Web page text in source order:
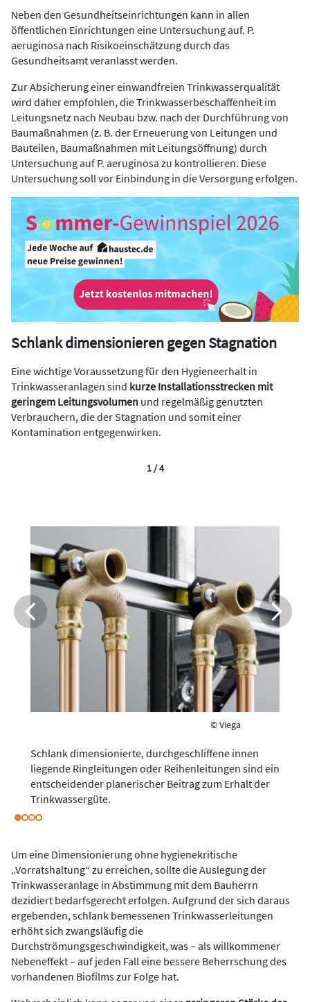
Neben den Gesundheitseinrichtungen kann in allen
öffentlichen Einrichtungen eine Untersuchung auf. P.
aeruginosa nach Risikoeinschätzung durch das
Gesundheitsamt veranlasst werden.
Zur Absicherung einer einwandfreien Trinkwasserqualität
wird daher empfohlen, die Trinkwasserbeschaffenheit im
Leitungsnetz nach Neubau bzw. nach der Durchführung von
Baumaßnahmen (z. B. der Erneuerung von Leitungen und
Bauteilen, Baumaßnahmen mit Leitungsöffnung) durch
Untersuchung auf P. aeruginosa zu kontrollieren. Diese
Untersuchung soll vor Einbindung in die Versorgung erfolgen.
Schlank dimensionieren gegen Stagnation
Eine wichtige Voraussetzung für den Hygieneerhalt in
Trinkwasseranlagen sind kurze Installationsstrecken mit
geringem Leitungsvolumen und regelmäßig genutzten
Verbrauchern, die der Stagnation und somit einer
Kontamination entgegenwirken.
© Viega
Schlank dimensionierte, durchgeschliffene innen
liegende Ringleitungen oder Reihenleitungen sind ein
entscheidender planerischer Beitrag zum Erhalt der
Trinkwassergüte.
1 / 4
Um eine Dimensionierung ohne hygienekritische
„Vorratshaltung“ zu erreichen, sollte die Auslegung der
Trinkwasseranlage in Abstimmung mit dem Bauherrn
dezidiert bedarfsgerecht erfolgen. Aufgrund der sich daraus
ergebenden, schlank bemessenen Trinkwasserleitungen
erhöht sich zwangsläufig die
Durchströmungsgeschwindigkeit, was – als willkommener
Nebeneffekt – auf jeden Fall eine bessere Beherrschung des
vorhandenen Biofilms zur Folge hat.